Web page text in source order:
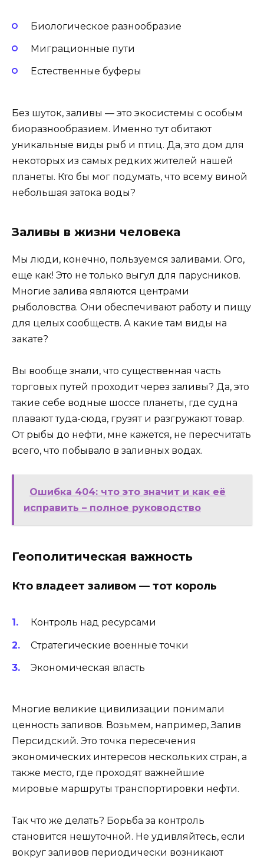
Биологическое разнообразие
Миграционные пути
Естественные буферы
Без шуток, заливы — это экосистемы с особым
биоразнообразием. Именно тут обитают
уникальные виды рыб и птиц. Да, это дом для
некоторых из самых редких жителей нашей
планеты. Кто бы мог подумать, что всему виной
небольшая затока воды?
Заливы в жизни человека
Мы люди, конечно, пользуемся заливами. Ого,
еще как! Это не только выгул для парусников.
Многие залива являются центрами
рыболовства. Они обеспечивают работу и пищу
для целых сообществ. А какие там виды на
закате?
Вы вообще знали, что существенная часть
торговых путей проходит через заливы? Да, это
такие себе водные шоссе планеты, где судна
плавают туда-сюда, грузят и разгружают товар.
От рыбы до нефти, мне кажется, не пересчитать
всего, что побывало в заливных водах.
Ошибка 404: что это значит и как её
исправить – полное руководство
Геополитическая важность
Кто владеет заливом — тот король
Контроль над ресурсами
Стратегические военные точки
Экономическая власть
Многие великие цивилизации понимали
ценность заливов. Возьмем, например, Залив
Персидский. Это точка пересечения
экономических интересов нескольких стран, а
также место, где проходят важнейшие
мировые маршруты транспортировки нефти.
Так что же делать? Борьба за контроль
становится нешуточной. Не удивляйтесь, если
вокруг заливов периодически возникают